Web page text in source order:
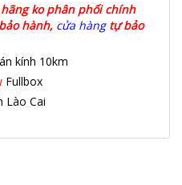
hãng ko phân phối chính
hành, cửa hàng tự bảo
kính 10km
Fullbox
Lào Cai